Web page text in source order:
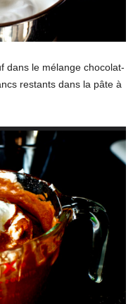
dans le mélange chocolat-
restants dans la pâte à